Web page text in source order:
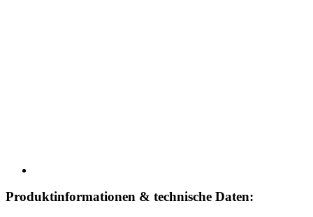
Produktinformationen & technische Daten: